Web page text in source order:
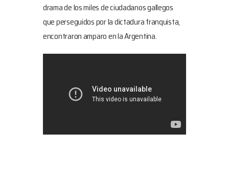
drama de los miles de ciudadanos gallegos
que perseguidos por la dictadura franquista,
encontraron amparo en la Argentina.